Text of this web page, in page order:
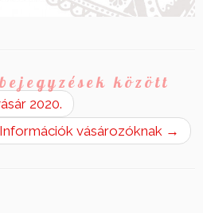
között
2020.
Információk vásározóknak →